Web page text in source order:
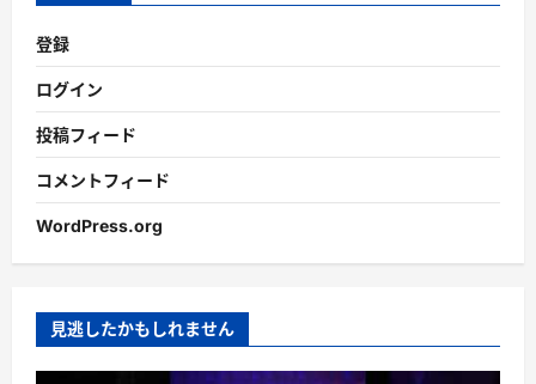
登録
ログイン
投稿フィード
コメントフィード
WordPress.org
見逃したかもしれません